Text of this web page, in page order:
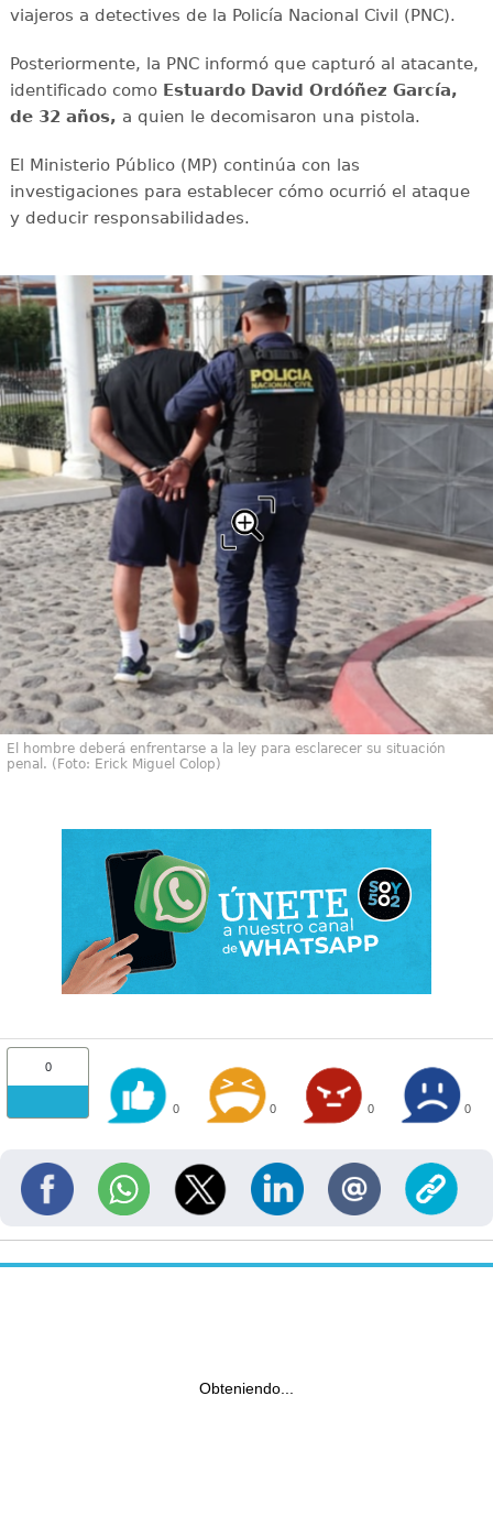
viajeros a detectives de la Policía Nacional Civil (PNC).
Posteriormente, la PNC informó que capturó al atacante,
identificado como Estuardo David Ordóñez García,
de 32 años, a quien le decomisaron una pistola.
El Ministerio Público (MP) continúa con las
investigaciones para establecer cómo ocurrió el ataque
y deducir responsabilidades.
El hombre deberá enfrentarse a la ley para esclarecer su situación
penal. (Foto: Erick Miguel Colop)
0
0 0 0 0
Obteniendo...